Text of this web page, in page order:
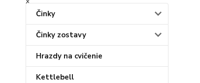
Činky
Činky zostavy
Hrazdy na cvičenie
Kettlebell